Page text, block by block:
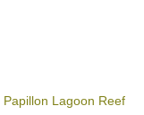
Lagoon Reef